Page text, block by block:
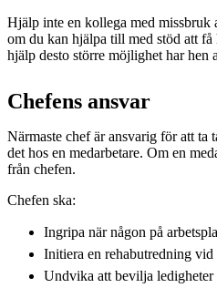
Hjälp inte en kollega med missbruk
om du kan hjälpa till med stöd att
hjälp desto större möjlighet har hen
Chefens ansvar
Närmaste chef är ansvarig för att ta
det hos en medarbetare. Om en
från chefen.
Chefen ska:
Ingripa när någon på
Initiera en rehabutredning
Undvika att bevilja ledigheter